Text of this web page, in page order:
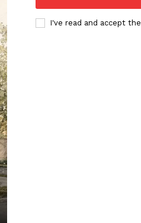
I've read and accept the